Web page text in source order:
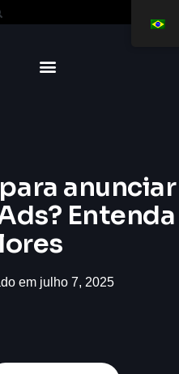
anunciar
Entenda
em julho 7, 2025